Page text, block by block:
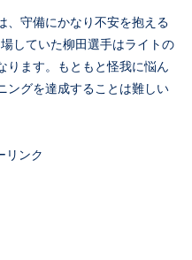
、守備にかなり不安を抱える
していた柳田選手はライトの
ります。もともと怪我に悩ん
ングを達成することは難しい
リンク